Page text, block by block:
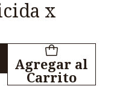
x
Agregar al
Carrito